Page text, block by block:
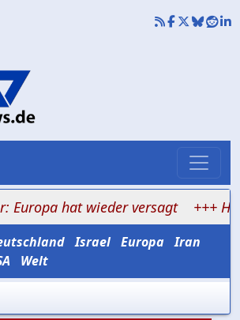
wieder versagt +++ Hamas
Israel Europa Iran
Welt